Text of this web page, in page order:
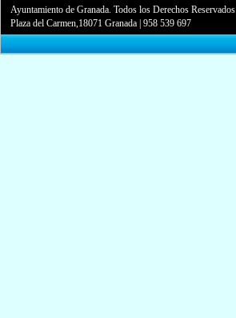
Ayuntamiento de Granada. Todos los Derechos Reservados.
Plaza del Carmen,18071 Granada |958 539 697